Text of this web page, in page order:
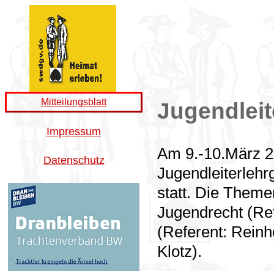
Mitteilungsblatt
Impressum
Datenschutz
Am 9.-10.März
statt. Die
Jugendrecht
(Referent:
Klotz).